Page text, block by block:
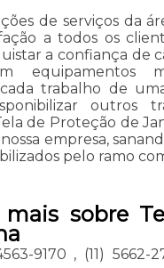
de serviços da
a todos os
a confiança de
equipamentos
trabalho de
outros
de Proteção de
empresa,
pelo ramo
mais sobre
9170 , (11) 5662-